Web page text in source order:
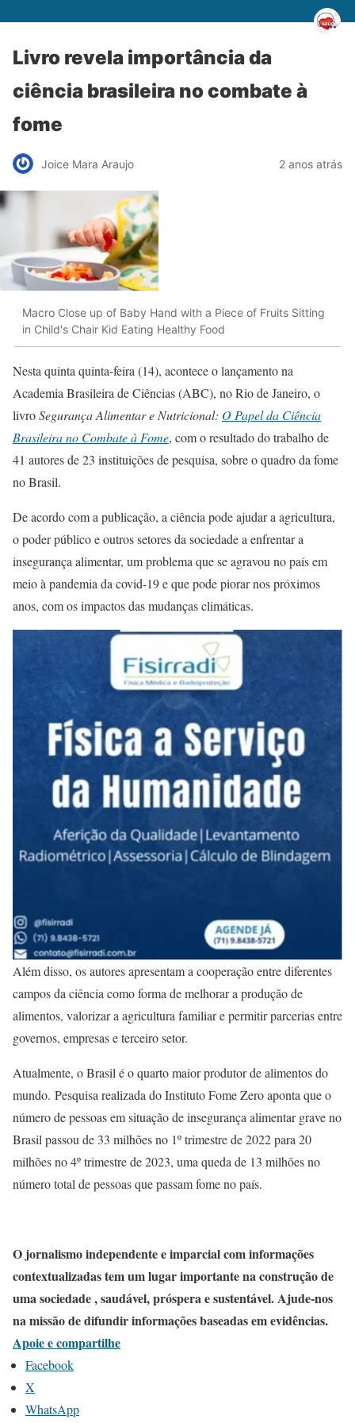
Livro revela importância da
ciência brasileira no combate à
fome
Joice Mara Araujo 2 anos atrás
Macro Close up of Baby Hand with a Piece of Fruits Sitting
in Child's Chair Kid Eating Healthy Food
Nesta quinta quinta-feira (14), acontece o lançamento na
Academia Brasileira de Ciências (ABC), no Rio de Janeiro, o
livroSegurança Alimentar e Nutricional: O Papel da Ciência
Brasileira no Combate à Fome, com o resultado do trabalho de
41 autores de 23 instituições de pesquisa, sobre o quadro da fome
no Brasil.
De acordo com a publicação, a ciência pode ajudar a agricultura,
o poder público e outros setores da sociedade a enfrentar a
insegurança alimentar, um problema que se agravou no país em
meio à pandemia da covid-19 e que pode piorar nos próximos
anos, com os impactos das mudanças climáticas.
Além disso, os autores apresentam a cooperação entre diferentes
campos da ciência como forma de melhorar a produção de
alimentos, valorizar a agricultura familiar e permitir parcerias entre
governos, empresas e terceiro setor.
Atualmente, o Brasil é o quarto maior produtor de alimentos do
mundo. Pesquisa realizada do Instituto Fome Zero aponta que o
número de pessoas em situação de insegurança alimentar grave no
Brasil passou de 33 milhões no 1º trimestre de 2022 para 20
milhões no 4º trimestre de 2023, uma queda de 13 milhões no
número total de pessoas que passam fome no país.
O jornalismo independente e imparcial com informações
contextualizadas tem um lugar importante na construção de
uma sociedade , saudável, próspera e sustentável. Ajude-nos
na missão de difundir informações baseadas em evidências.
Apoie e compartilhe
Facebook
X
WhatsApp